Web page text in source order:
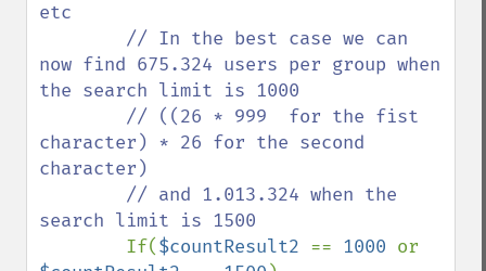
etc
now find 675.324 users per group when
the search limit is 1000
character) * 26 for the second
character)
search limit is 1500
If($countResult2 == 1000